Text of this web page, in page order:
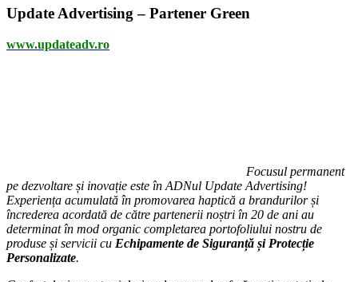
Update Advertising – Partener Green
www.updateadv.ro
Focusul permanent
pe dezvoltare și inovație este în ADNul Update Advertising!
Experiența acumulată în promovarea haptică a brandurilor și
încrederea acordată de către partenerii noștri în 20 de ani au
determinat în mod organic completarea portofoliului nostru de
produse și servicii cu Echipamente de Siguranță și Protecție
Personalizate.